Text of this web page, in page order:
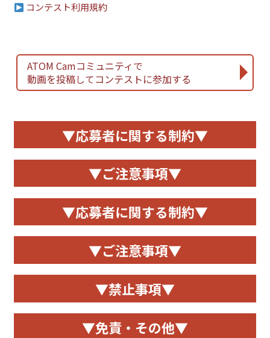
コンテスト利用規約
ATOM Camコミュニティで
動画を投稿してコンテストに参加する
▼応募者に関する制約▼
▼ご注意事項▼
▼応募者に関する制約▼
▼ご注意事項▼
▼禁止事項▼
▼免責・その他▼